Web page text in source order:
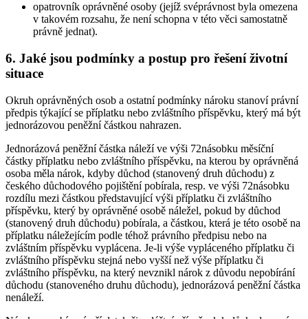
opatrovník oprávněné osoby (jejíž svéprávnost byla omezena
v takovém rozsahu, že není schopna v této věci samostatně
právně jednat).
6. Jaké jsou podmínky a postup pro řešení životní
situace
Okruh oprávněných osob a ostatní podmínky nároku stanoví právní
předpis týkající se příplatku nebo zvláštního příspěvku, který má být
jednorázovou peněžní částkou nahrazen.
Jednorázová peněžní částka náleží ve výši 72násobku měsíční
částky příplatku nebo zvláštního příspěvku, na kterou by oprávněná
osoba měla nárok, kdyby důchod (stanovený druh důchodu) z
českého důchodového pojištění pobírala, resp. ve výši 72násobku
rozdílu mezi částkou představující výši příplatku či zvláštního
příspěvku, který by oprávněné osobě náležel, pokud by důchod
(stanovený druh důchodu) pobírala, a částkou, která je této osobě na
příplatku náležejícím podle téhož právního předpisu nebo na
zvláštním příspěvku vyplácena. Je-li výše vypláceného příplatku či
zvláštního příspěvku stejná nebo vyšší než výše příplatku či
zvláštního příspěvku, na který nevznikl nárok z důvodu nepobírání
důchodu (stanoveného druhu důchodu), jednorázová peněžní částka
nenáleží.